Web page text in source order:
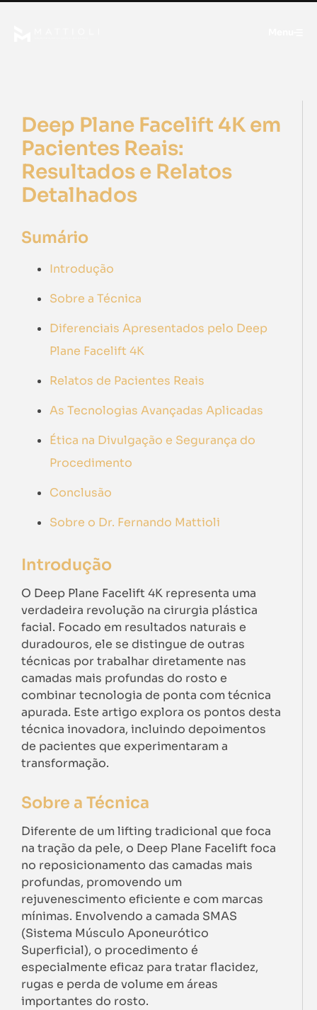
Deep Plane Facelift 4K em
Pacientes Reais:
Resultados e Relatos
Detalhados
Sumário
Introdução
Sobre a Técnica
Diferenciais Apresentados pelo Deep
Plane Facelift 4K
Relatos de Pacientes Reais
As Tecnologias Avançadas Aplicadas
Ética na Divulgação e Segurança do
Procedimento
Conclusão
Sobre o Dr. Fernando Mattioli
Introdução
O Deep Plane Facelift 4K representa uma
verdadeira revolução na cirurgia plástica
facial. Focado em resultados naturais e
duradouros, ele se distingue de outras
técnicas por trabalhar diretamente nas
camadas mais profundas do rosto e
combinar tecnologia de ponta com técnica
apurada. Este artigo explora os pontos desta
técnica inovadora, incluindo depoimentos
de pacientes que experimentaram a
transformação.
Sobre a Técnica
Diferente de um lifting tradicional que foca
na tração da pele, o Deep Plane Facelift foca
no reposicionamento das camadas mais
profundas, promovendo um
rejuvenescimento eficiente e com marcas
mínimas. Envolvendo a camada SMAS
(Sistema Músculo Aponeurótico
Superficial), o procedimento é
especialmente eficaz para tratar flacidez,
rugas e perda de volume em áreas
importantes do rosto.